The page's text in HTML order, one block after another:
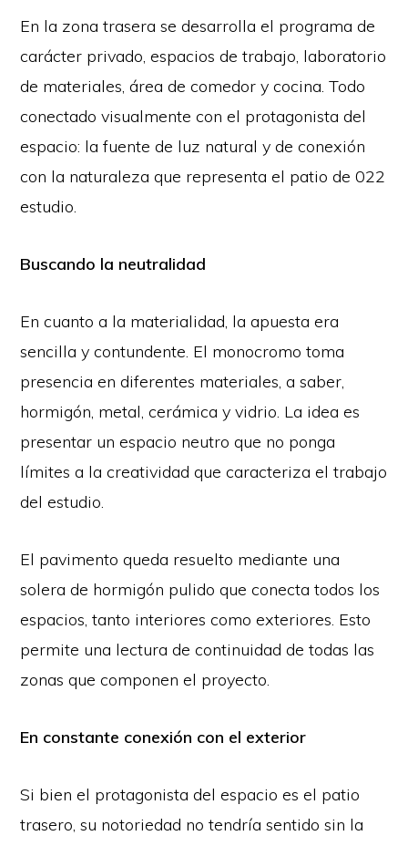
En la zona trasera se desarrolla el programa de
carácter privado, espacios de trabajo, laboratorio
de materiales, área de comedor y cocina. Todo
conectado visualmente con el protagonista del
espacio: la fuente de luz natural y de conexión
con la naturaleza que representa el patio de 022
estudio.
Buscando la neutralidad
En cuanto a la materialidad, la apuesta era
sencilla y contundente. El monocromo toma
presencia en diferentes materiales, a saber,
hormigón, metal, cerámica y vidrio. La idea es
presentar un espacio neutro que no ponga
límites a la creatividad que caracteriza el trabajo
del estudio.
El pavimento queda resuelto mediante una
solera de hormigón pulido que conecta todos los
espacios, tanto interiores como exteriores. Esto
permite una lectura de continuidad de todas las
zonas que componen el proyecto.
En constante conexión con el exterior
Si bien el protagonista del espacio es el patio
trasero, su notoriedad no tendría sentido sin la